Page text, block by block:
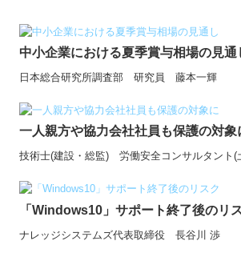
中小企業における夏季賞与相場の見通
日本総合研究所調査部 研究員 藤本一輝
一人親方や協力会社社員も保護の対象
技術士(建設・総監) 労働安全コンサルタント
「Windows10」サポート終了後のリ
ナレッジシステムズ代表取締役 長谷川 渉